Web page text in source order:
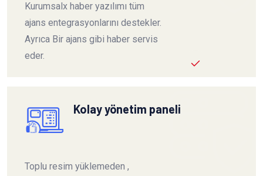
Kurumsalx haber yazılımı tüm
ajans entegrasyonlarını destekler.
Ayrıca Bir ajans gibi haber servis
eder.
Kolay yönetim paneli
Toplu resim yüklemeden ,